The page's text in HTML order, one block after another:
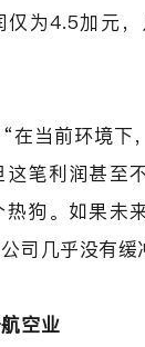
仅为4.5加元
在当前环境下
这笔利润甚至
狗。如果未
司几乎没有缓
空业